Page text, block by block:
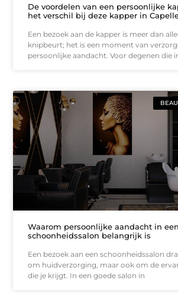
De voordelen van een persoonlijke
het verschil bij deze kapper in
Een bezoek aan de kapper is meer dan
knipbeurt; het is een moment van
persoonlijke aandacht. Voor degenen die
Waarom persoonlijke aandacht in een
schoonheidssalon belangrijk is
Een bezoek aan een schoonheidssalon
om huidverzorging, maar ook om de
die je krijgt. In een goede salon in